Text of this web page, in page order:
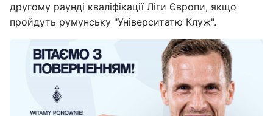
другому раунді кваліфікації Ліги Європи, якщо
пройдуть румунську "Університатю Клуж".